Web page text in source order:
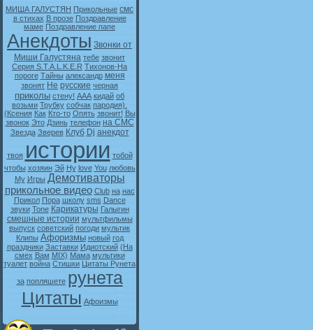
МИША ГАЛУСТЯН Прикольные смс
в стихах В прозе Поздравление
маме Поздравление папе
Анекдоты Звонки от
Миши Галустяна тебе звонит
Серия S.T.A.L.K.E.R Тихонов-На
пороге Тайны александр меня
звонят Не русские черная
приколы стену! ААА кидай об
возьми Трубку собчак пародия).
(Ксения Как Кто-то Опять звонит! Вы
звонок Это Дзинь телефон на СМС
Звезда Зверев Клуб Dj анекдот
твоя истории тобой
чтобы хозяин Эй Ну love You любовь
My Игры Демотиваторы
прикольное видео Club на нас
Прикол Пора школу sms Dance
звуки Tone Карикатуры Галыгин
смешные истории мультфильмы
выпуск советский погоди мультик
Клипы Афоризмы новый год
праздники Заставки Идиотский (На
смех Вам MIX) Мама мультики
туалет война Стишки Цитаты Рунета
за попляшете рунета
Цитаты Афоизмы